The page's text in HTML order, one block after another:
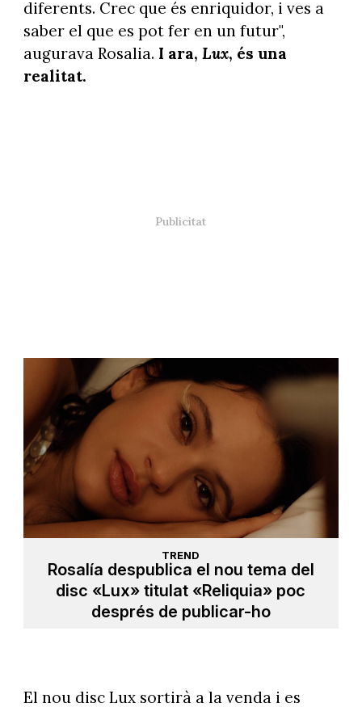
diferents. Crec que és enriquidor, i ves a
saber el que es pot fer en un futur",
augurava Rosalia. I ara, Lux, és una
realitat.
TREND
Rosalía despublica el nou tema del
disc «Lux» titulat «Reliquia» poc
després de publicar-ho
El nou disc Lux sortirà a la venda i es